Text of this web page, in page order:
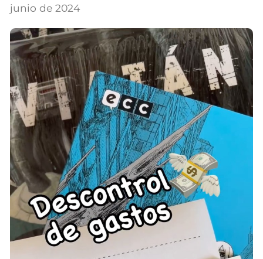
junio de 2024